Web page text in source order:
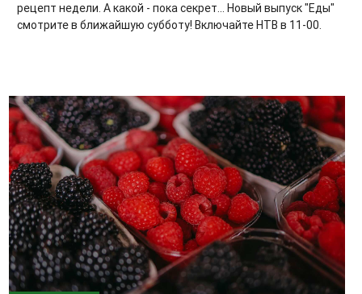
рецепт недели. А какой - пока секрет... Новый выпуск "Еды"
смотрите в ближайшую субботу! Включайте НТВ в 11-00.